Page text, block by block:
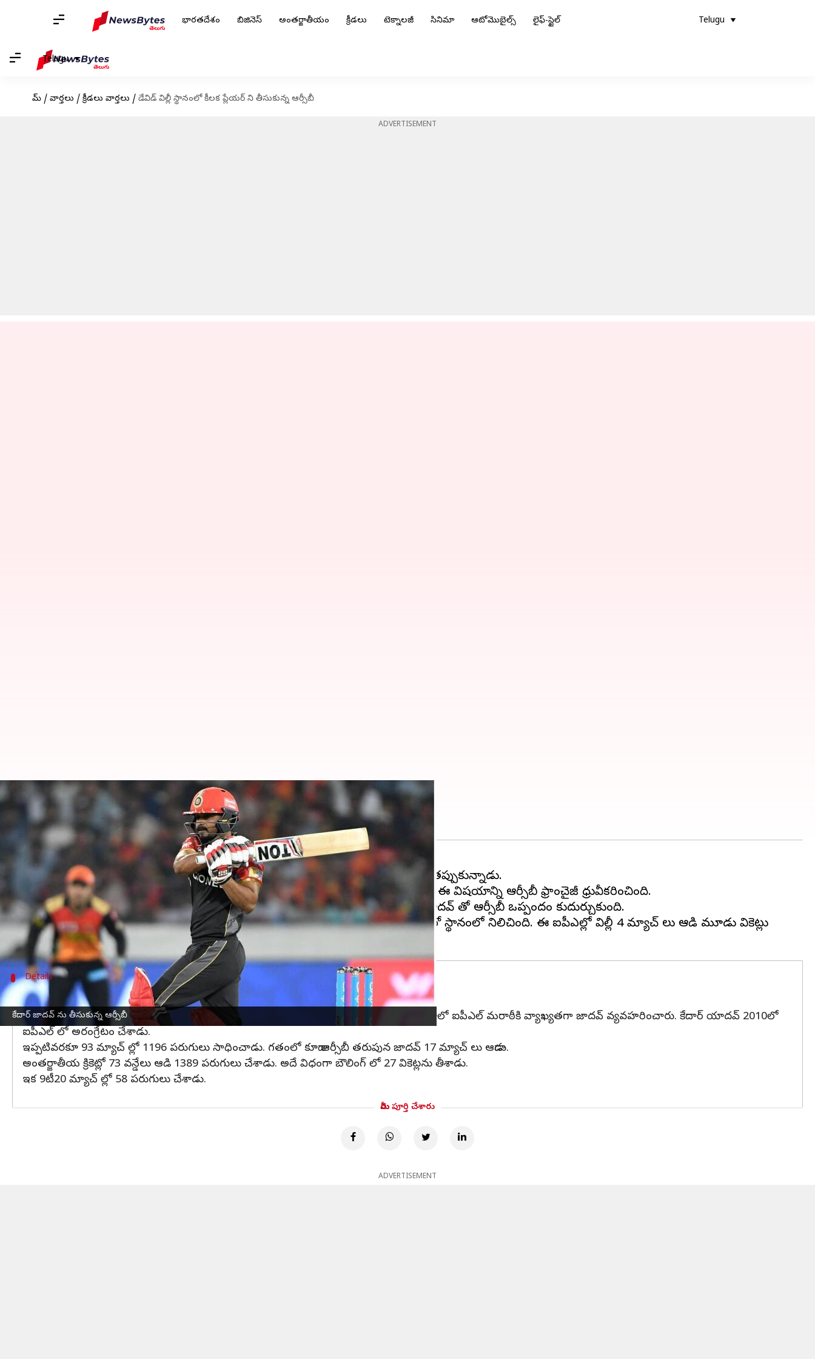
భారతదేశం బిజినెస్ అంతర్జాతీయం క్రీడలు టెక్నాలజీ సినిమా ఆటోమొబైల్స్ లైఫ్-స్టైల్ Telugu
Telugu
హోమ్ / వార్తలు / క్రీడలు వార్తలు / డేవిడ్ విల్లీ స్థానంలో కీలక ప్లేయర్ ని తీసుకున్న ఆర్సీబీ
ADVERTISEMENT
కేదార్ జాదవ్ ను తీసుకున్న ఆర్సీబీ
డేవిడ్ విల్లీ స్థానంలో కీలక ప్లేయర్ ని తీసుకున్న ఆర్సీబీ
వ్రాసిన వారు Jayachandra Akuri May 02, 2023 12:14 pm
రాయల్ ఛాలెంజర్స్ బెంగళూర్
స్టార్ ఆల్ రౌండర్ డేవిడ్ విల్లీ గాయం కారణంగా ఐపీఎల్ నుంచి తప్పుకున్నాడు.
ఈ నేపథ్యంలో అతడి స్థానంలో టీమిండియా బ్యాటర్ కేదార్ జాదవ్ ను జట్టులోకి తీసుకుంది. ఈ విషయాన్ని ఆర్సీబీ ఫ్రాంచైజీ ధ్రువీకరించింది.
గాయంతో ఇంగ్లాండ్ ఆల్ రౌండర్ జట్టుకు దూరం కావడంతో రూ.1 కోటి కనీస ధరతో కేదార్ జాదవ్ తో ఆర్సీబీ ఒప్పందం కుదుర్చుకుంది.
ప్రస్తుతం ఈ సీజన్ లో ఆర్సీబీ 7 మ్యాచ్ ల్లో ఐదు విజయాలు సాధించి పాయింట్ల పట్టికలో ఆరో స్థానంలో నిలిచింది. ఈ ఐపీఎల్లో విల్లీ 4 మ్యాచ్ లు ఆడి మూడు వికెట్లు
Details
ఐపీఎల్ లో 93 మ్యాచ్ లు ఆడిన జాదవ్
ఈ ఏడాది వేలం పాటలో జాదవ్ తీసుకోవడానికి ఏ ఫ్రాంచేజీ ఆసక్తి చూపలేదు. మొన్నటిదాకా జియో సినిమాలో ఐపీఎల్ మరాఠీకి వ్యాఖ్యతగా జాదవ్ వ్యవహరించారు. కేదార్ యాదవ్ 2010లో
ఐపీఎల్ లో అరంగ్రేటం చేశాడు.
ఇప్పటివరకూ 93 మ్యాచ్ ల్లో 1196 పరుగులు సాధించాడు. గతంలో కూడా ఆర్సీబీ తరుపున జాదవ్ 17 మ్యాచ్ లు ఆడాడు.
అంతర్జాతీయ క్రికెట్లో 73 వన్డేలు ఆడి 1389 పరుగులు చేశాడు. అదే విధంగా బౌలింగ్ లో 27 వికెట్లను తీశాడు.
ఇక 9టీ20 మ్యాచ్ ల్లో 58 పరుగులు చేశాడు.
మీరు పూర్తి చేశారు
ADVERTISEMENT